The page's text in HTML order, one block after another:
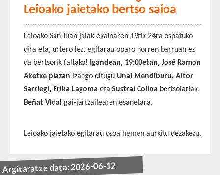
Leioako jaietako bertso saioa
Leioako San Juan jaiak ekainaren 19tik 24ra ospatuko
dira eta, urtero lez, egitarau oparo horren barruan ez
da bertsorik faltako! Igandean, 19:00etan, José Ramon
Aketxe plazan izango ditugu Unai Mendiburu, Aitor
Sarriegi, Erika Lagoma eta Sustrai Colina bertsolariak,
Beñat Vidal gai-jartzailearen esanetara.
Leioako jaietako egitarau osoa hemen aurkitu dezakezu.
Argitaratze data: 2026-06-12